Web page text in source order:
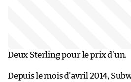
Deux Sterling pour le prix d’un.
Depuis le mois d’avril 2014,